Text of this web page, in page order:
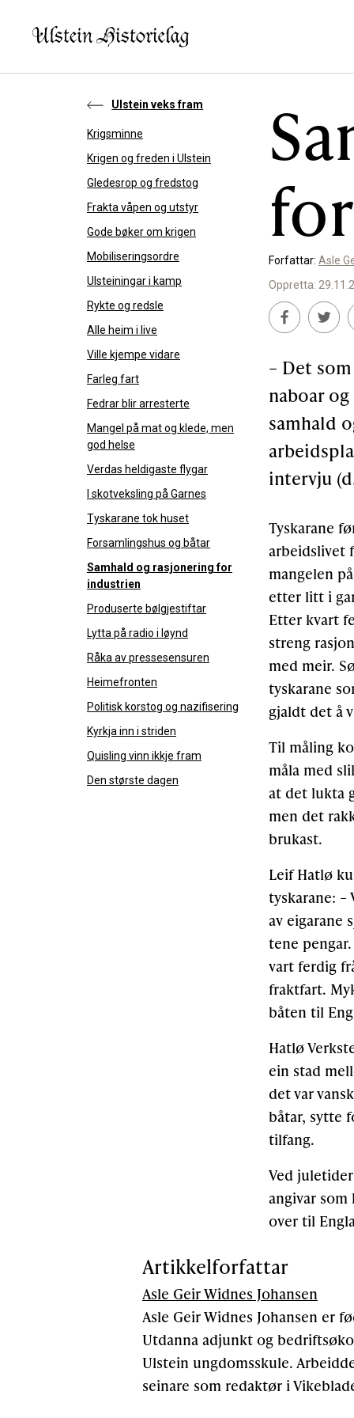
Offentlig
Personar
SLIK
Bidra
Ulstein veks fram
Krigsminne
Krigen og freden i Ulstein
Gledesrop og fredstog
Frakta våpen og utstyr
Gode bøker om krigen
Mobiliseringsordre
Ulsteiningar i kamp
Rykte og redsle
Alle heim i live
Ville kjempe vidare
Farleg fart
Fedrar blir arresterte
Mangel på mat og klede, men
god helse
Verdas heldigaste flygar
I skotveksling på Garnes
Tyskarane tok huset
Forsamlingshus og båtar
Samhald og rasjonering for
industrien
Produserte bølgjestiftar
Lytta på radio i løynd
Råka av pressesensuren
Heimefronten
Politisk korstog og nazifisering
Kyrkja inn i striden
Quisling vinn ikkje fram
Den største dagen
Forfattar: Asle
Oppretta:
– Det
naboar
samhald
intervju
Tyskarane
arbeidslivet
mangelen
etter litt i
Etter kvart
streng
med meir.
tyskarane
gjaldt det å
Til måling
måla med
at det lukta
men det
brukast.
Leif Hatlø
tyskarane:
av eigarane
tene
vart ferdig
fraktfart.
båten til
Hatlø
ein stad
det var
båtar, sytte
tilfang.
Ved
angivar
over til
Artikkelforfattar
Asle Geir Widnes Johansen
Asle Geir Widnes Johansen er
Utdanna adjunkt og
Ulstein ungdomsskule.
seinare som redaktør i